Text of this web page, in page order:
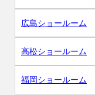
広島ショールーム
高松ショールーム
福岡ショールーム